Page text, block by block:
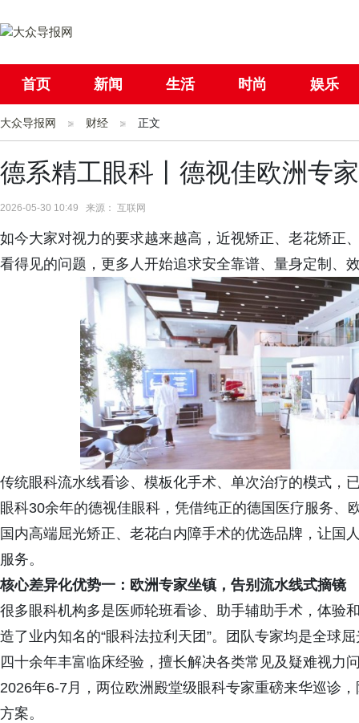
首页 新闻 生活 时尚 娱乐
社会 国际
大众导报网 财经 正文
德系精工眼科丨德视佳欧洲专
2026-05-30 10:49 来源： 互联网
如今大家对视力的要求越来越高，近视矫正、老花矫正
看得见的问题，更多人开始追求安全靠谱、量身定制、
传统眼科流水线看诊、模板化手术、单次治疗的模式，
眼科30余年的德视佳眼科，凭借纯正的德国医疗服务、
国内高端屈光矫正、老花白内障手术的优选品牌，让国
服务。
核心差异化优势一：欧洲专家坐镇，告别流水线式摘镜
很多眼科机构多是医师轮班看诊、助手辅助手术，体验
造了业内知名的“眼科法拉利天团”。团队专家均是全球
四十余年丰富临床经验，擅长解决各类常见及疑难视力
2026年6-7月，两位欧洲殿堂级眼科专家重磅来华巡诊
方案。